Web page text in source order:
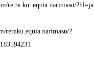
re.ra.ku_equia.narimasu/?hl=ja
reraku.equia.narimasu/?